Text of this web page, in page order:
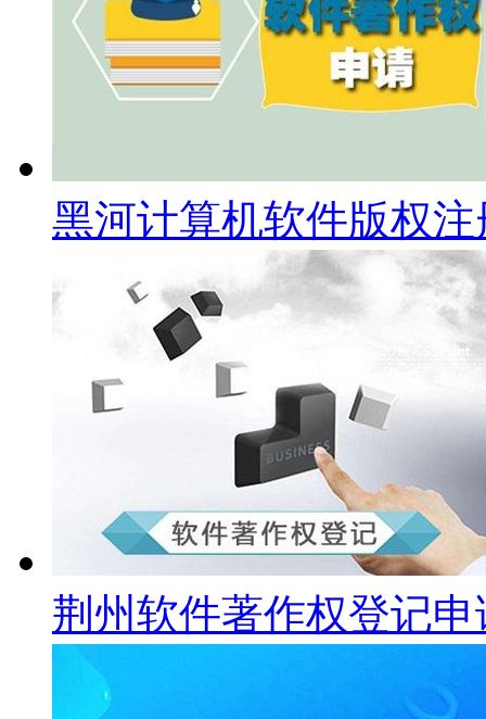
黑河计算机软件版权注
荆州软件著作权登记申